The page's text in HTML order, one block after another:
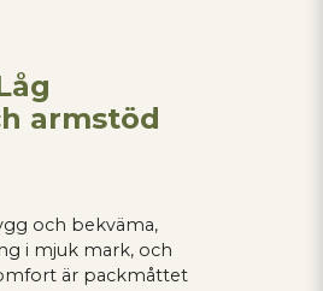
armstöd
och bekväma,
i mjuk mark, och
är packmåttet